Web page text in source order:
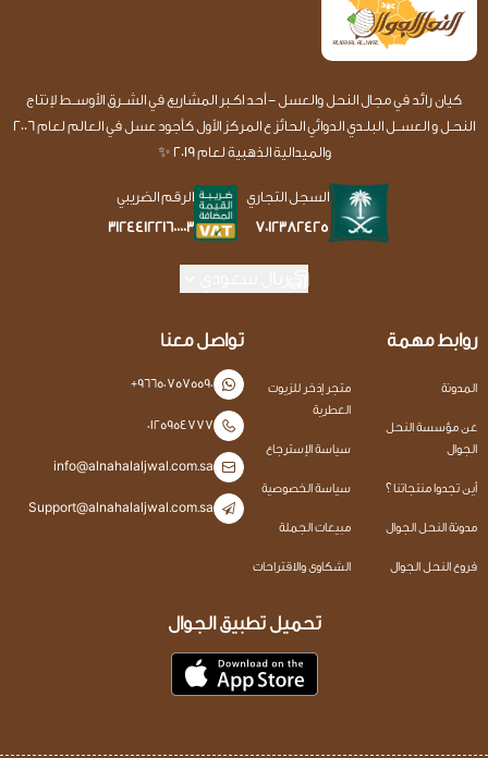
كيان رائد في مجال النحل والعسل - أحد اكـبر المشاريع في الشــرق الأوســط لإنتاج
النحـل و العســل البلـدي الدوائي الحائز ع المركز الأول كأجود عسل في العالم لعام 2006
والميدالية الذهبية لعام 2019 ✨
السجل التجاري
7012382425
الرقم الضريبي
312441221600003
روابط مهمة
المدونة
عن مؤسسة النحل
الجوال
أين تجدوا منتجاتنا ؟
مدونة النحل الجوال
فروع النحل الجوال
متجر إذخر للزيوت
العطرية
سياسة الإسترجاع
سياسة الخصوصية
مبيعات الجملة
الشكاوى والاقتراحات
تواصل معنا
+966507575590
0125954777
info@alnahalaljwal.com.sa
Support@alnahalaljwal.com.sa
تحميل تطبيق الجوال